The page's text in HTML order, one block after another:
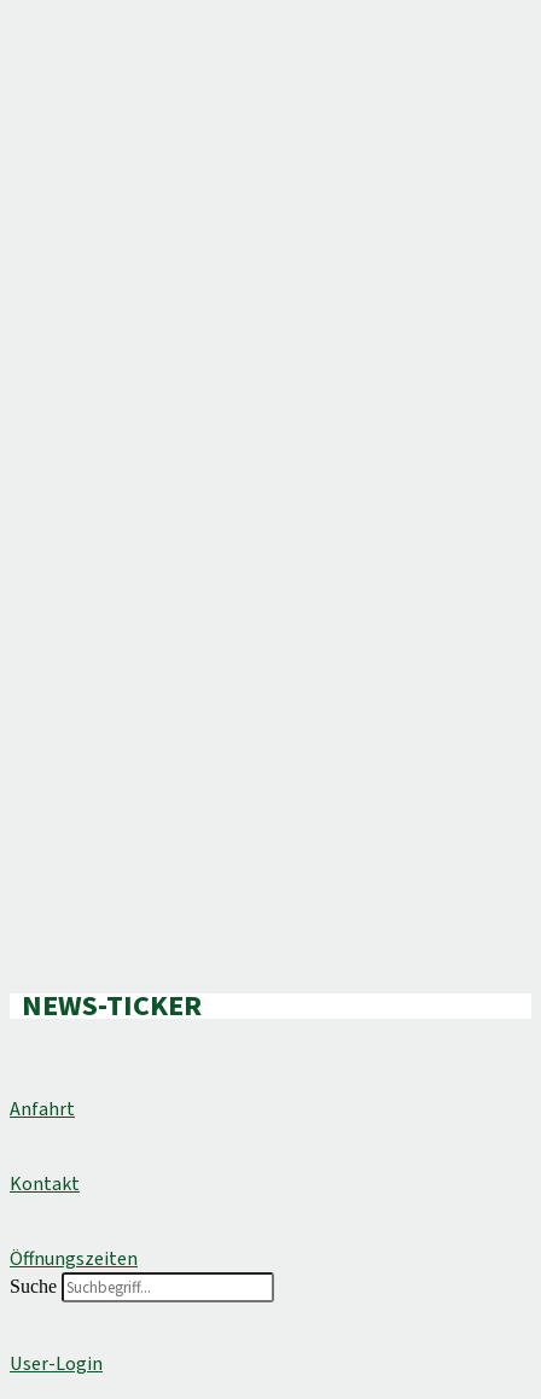
NEWS-TICKER
Anfahrt
Kontakt
Öffnungszeiten
Suche
User-Login